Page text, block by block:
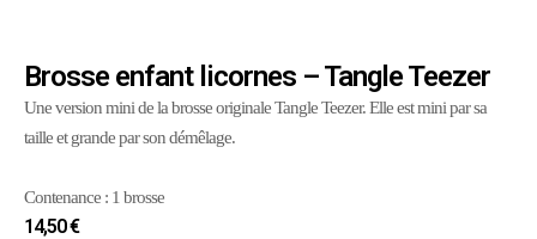
Brosse enfant licornes – Tangle Teezer
Une version mini de la brosse originale Tangle Teezer. Elle est mini par sa
taille et grande par son démêlage.
Contenance : 1 brosse
14,50€